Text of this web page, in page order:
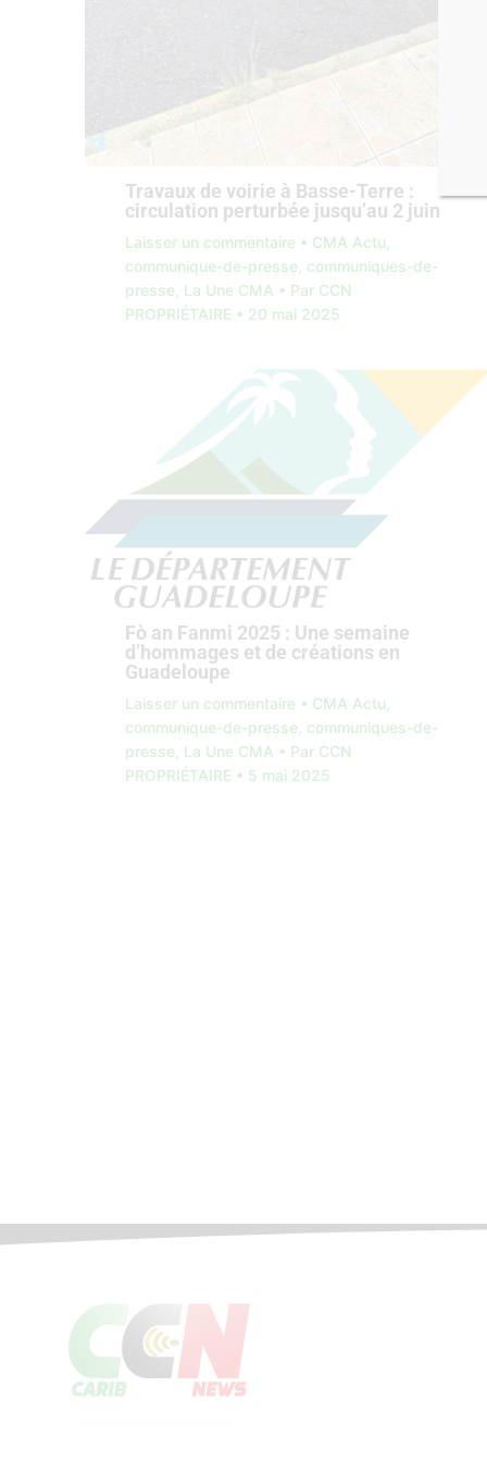
Travaux de voirie à Basse-Terre :
circulation perturbée jusqu’au 2 juin
Laisser un commentaire • CMA Actu
communique-de-presse communiques-de-
presse La Une CMA • Par CCN
PROPRIÉTAIRE • 20 mai 2025
Fò an Fanmi 2025 : Une semaine
d’hommages et de créations en
Guadeloupe
Laisser un commentaire • CMA Actu
communique-de-presse communiques-de-
presse La Une CMA • Par CCN
PROPRIÉTAIRE • 5 mai 2025